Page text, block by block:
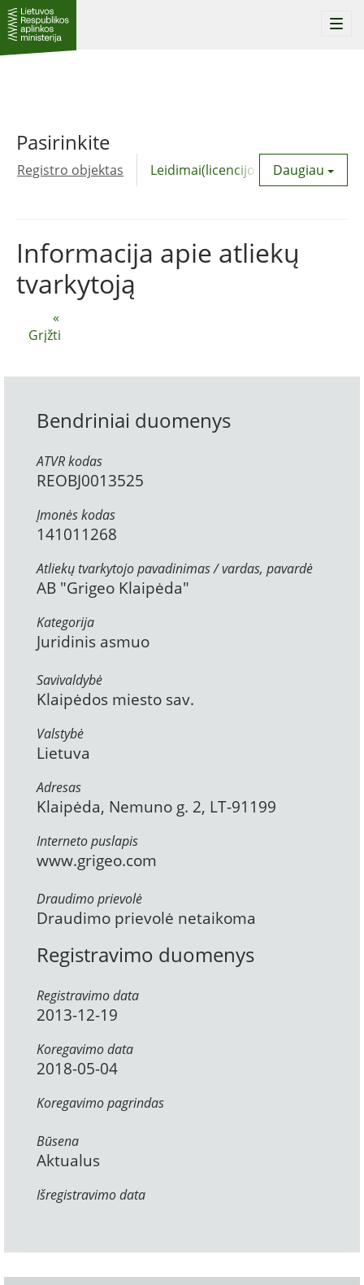
Pasirinkite
Registro objektas Leidimai(licencijos) Daugiau
«
Grįžti
Informacija apie atliekų
tvarkytoją
Bendriniai duomenys
ATVR kodas
REOBJ0013525
Įmonės kodas
141011268
Atliekų tvarkytojo pavadinimas / vardas, pavardė
AB "Grigeo Klaipėda"
Kategorija
Juridinis asmuo
Savivaldybė
Klaipėdos miesto sav.
Valstybė
Lietuva
Adresas
Klaipėda, Nemuno g. 2, LT-91199
Interneto puslapis
www.grigeo.com
Draudimo prievolė
Draudimo prievolė netaikoma
Registravimo duomenys
Registravimo data
2013-12-19
Koregavimo data
2018-05-04
Koregavimo pagrindas
Būsena
Aktualus
Išregistravimo data